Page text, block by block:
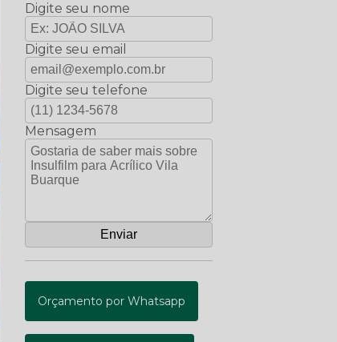
Digite seu nome
Digite seu email
Digite seu telefone
Mensagem
Orçamento por Whatsapp